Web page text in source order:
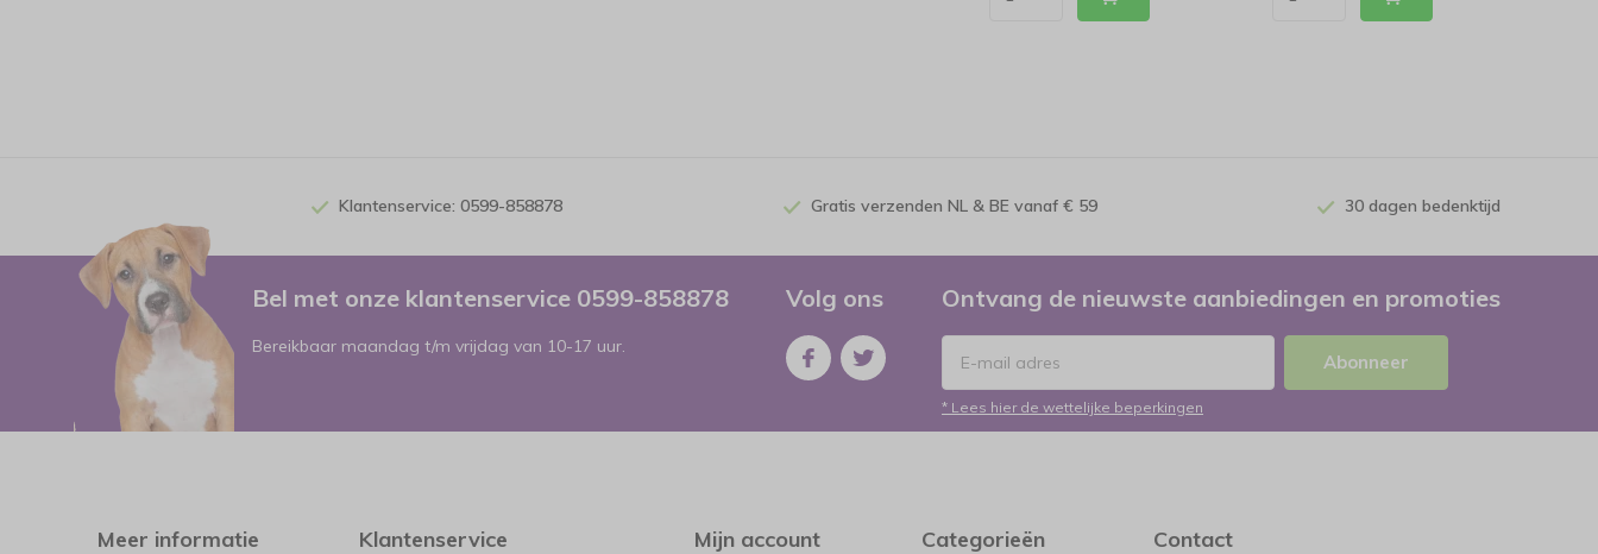
Klantenservice: 0599-858878 Gratis verzenden NL & BE vanaf € 59 30 dagen bedenktijd
Bel met onze klantenservice 0599-858878
Bereikbaar maandag t/m vrijdag van 10-17 uur.
Volg ons Ontvang de nieuwste aanbiedingen en promoties
Abonneer
* Lees hier de wettelijke beperkingen
Meer informatie Klantenservice Mijn account Categorieën Contact